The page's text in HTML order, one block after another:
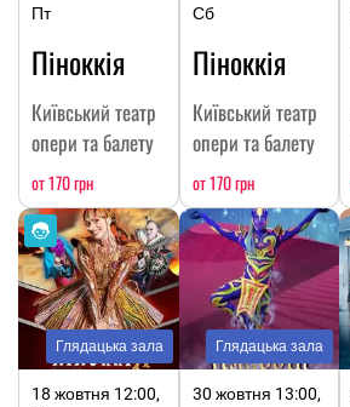
Пт
Піноккія
Київський театр
опери та балету
от 170 грн
Сб
Піноккія
Київський театр
опери та балету
от 170 грн
Глядацька зала
18 жовтня 12:00,
Глядацька зала
30 жовтня 13:00,